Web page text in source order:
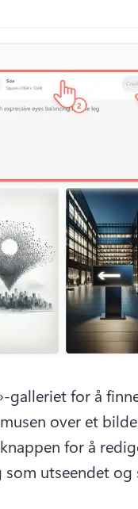
galleriet for å
over et
for å
utseendet og